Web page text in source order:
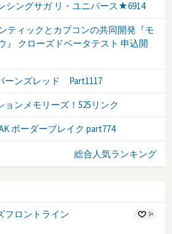
シングサガ リ・ユニバース★6914
ティックとカプコンの共同開発『モ
』 クローズドベータテスト 申込開
ーンズレッド Part1117
ョンメモリーズ！525リンク
ボーダーブレイク part774
総合人気ランキング
フロントライン
3+